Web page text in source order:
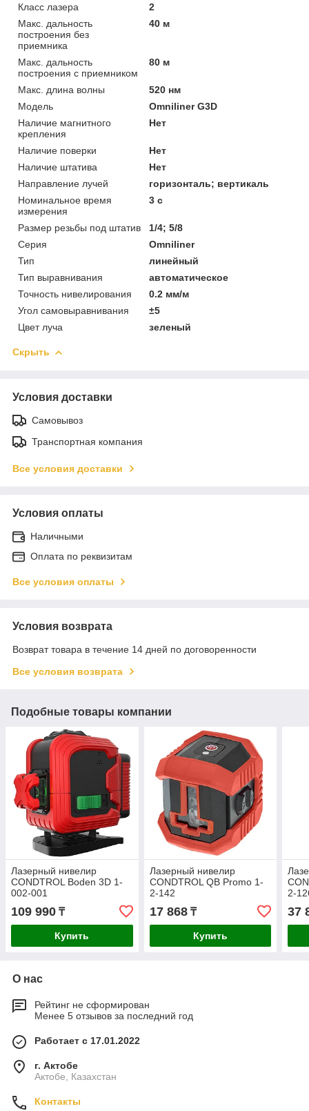
Класс лазера
2
Макс. дальность
построения без
приемника
40 м
Макс. дальность
построения с приемником
80 м
Макс. длина волны
520 нм
Модель
Omniliner G3D
Наличие магнитного
крепления
Нет
Наличие поверки
Нет
Наличие штатива
Нет
Направление лучей
горизонталь; вертикаль
Номинальное время
измерения
3 с
Размер резьбы под штатив
1/4; 5/8
Серия
Omniliner
Тип
линейный
Тип выравнивания
автоматическое
Точность нивелирования
0.2 мм/м
Угол самовыравнивания
±5
Цвет луча
зеленый
Скрыть
Условия доставки
Самовывоз
Транспортная компания
Все условия доставки
Условия оплаты
Наличными
Оплата по реквизитам
Все условия оплаты
Условия возврата
Возврат товара в течение 14 дней по договоренности
Все условия возврата
Подобные товары компании
Лазерный нивелир
CONDTROL Boden 3D 1-
002-001
109 990 ₸
Купить
Лазерный нивелир
CONDTROL QB Promo 1-
2-142
17 868₸
Купить
2-
37
О нас
Рейтинг не сформирован
Менее 5 отзывов за последний год
Работает с 17.01.2022
г. Актобе
Актобе, Казахстан
Контакты